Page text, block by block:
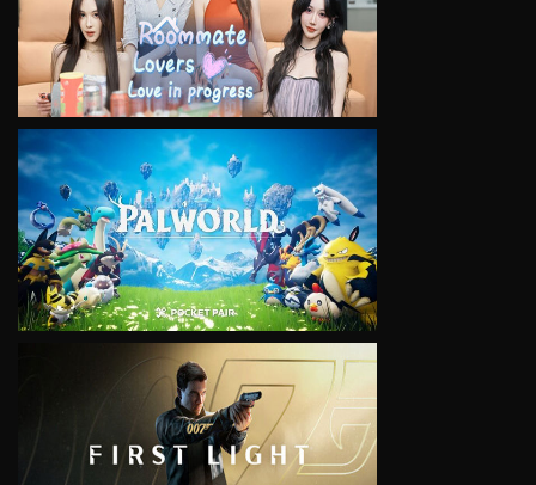
VIEW
VIEW
VIEW